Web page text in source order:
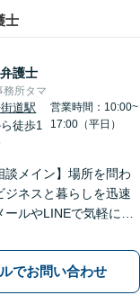
士
弁護士
務所タマ
道駅
徒歩1
営業時間：10:00~
17:00（平日）
談メイン】場所を問わ
ジネスと暮らしを迅速
ルやLINEで気軽につ
力で、進むべき道を丁
【メール・LINE 受付
でお問い合わせ